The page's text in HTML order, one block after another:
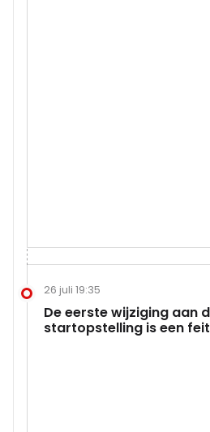
26 juli 19:35
De eerste wijziging aan
startopstelling is een feit